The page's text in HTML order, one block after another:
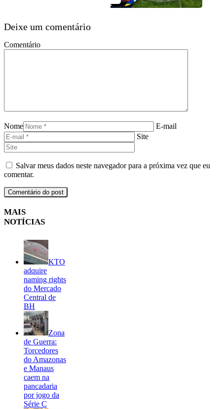
Deixe um comentário
Comentário
Nome
E-mail
Site
Salvar meus dados neste navegador para a próxima vez que eu
comentar.
MAIS
NOTÍCIAS
KTO
adquire
naming rights
do Mercado
Central de
BH
Zona
de Guerra:
Torcedores
do Amazonas
e Manaus
caem na
pancadaria
por jogo da
Série C